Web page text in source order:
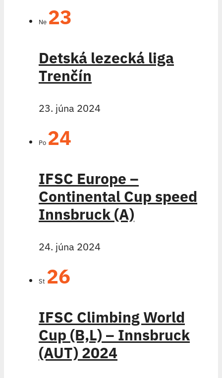
Ne 23
Detská lezecká liga
Trenčín
23. júna 2024
Po 24
IFSC Europe –
Continental Cup speed
Innsbruck (A)
24. júna 2024
St 26
IFSC Climbing World
Cup (B,L) – Innsbruck
(AUT) 2024